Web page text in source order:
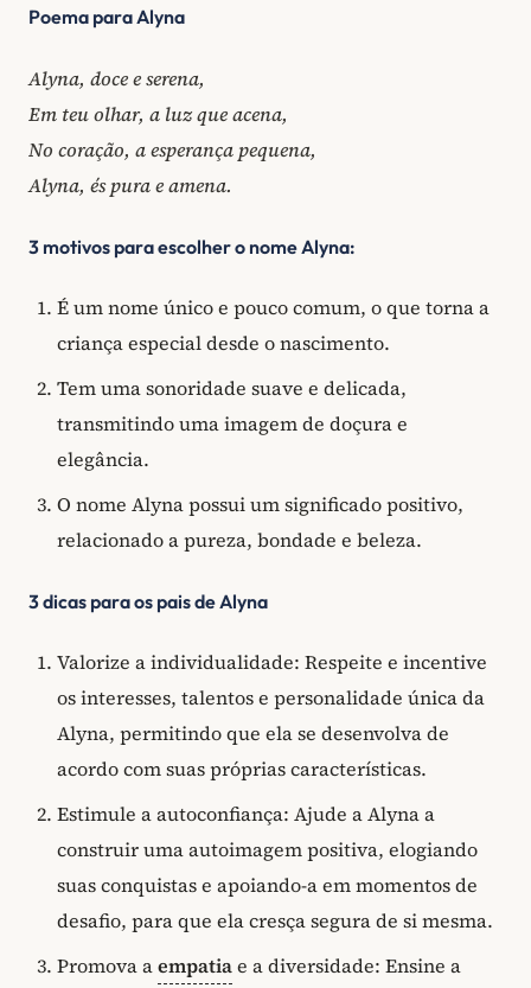
Poema para Alyna
Alyna, doce e serena,
Em teu olhar, a luz que acena,
No coração, a esperança pequena,
Alyna, és pura e amena.
3 motivos para escolher o nome Alyna:
É um nome único e pouco comum, o que torna a
criança especial desde o nascimento.
Tem uma sonoridade suave e delicada,
transmitindo uma imagem de doçura e
elegância.
O nome Alyna possui um significado positivo,
relacionado a pureza, bondade e beleza.
3 dicas para os pais de Alyna
Valorize a individualidade: Respeite e incentive
os interesses, talentos e personalidade única da
Alyna, permitindo que ela se desenvolva de
acordo com suas próprias características.
Estimule a autoconfiança: Ajude a Alyna a
construir uma autoimagem positiva, elogiando
suas conquistas e apoiando-a em momentos de
desafio, para que ela cresça segura de si mesma.
Promova aempatiae a diversidade: Ensine a